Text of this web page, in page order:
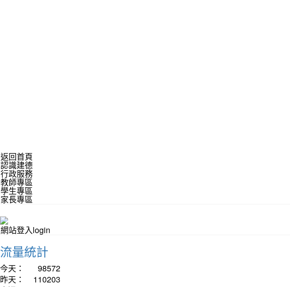
返回首頁
認識建德
行政服務
教師專區
學生專區
家長專區
網站登入login
流量統計
今天：
98572
昨天：
110203